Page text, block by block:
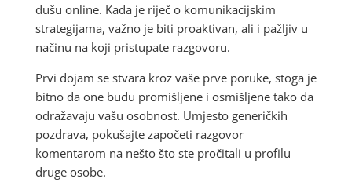
dušu online. Kada je riječ o komunikacijskim
strategijama, važno je biti proaktivan, ali i pažljiv u
načinu na koji pristupate razgovoru.
Prvi dojam se stvara kroz vaše prve poruke, stoga je
bitno da one budu promišljene i osmišljene tako da
odražavaju vašu osobnost. Umjesto generičkih
pozdrava, pokušajte započeti razgovor
komentarom na nešto što ste pročitali u profilu
druge osobe.